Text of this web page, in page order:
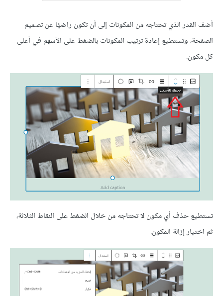
أضف القدر الذي تحتاجه من المكونات إلى أن تكون راضيًا عن تصميم
الصفحة، وتستطيع إعادة ترتيب المكونات بالضغط على الأسهم في أعلى
كل مكون.
تستطيع حذف أي مكون لا تحتاجه من خلال الضغط على النقاط الثلاثة،
ثم اختيار إزالة المكون.